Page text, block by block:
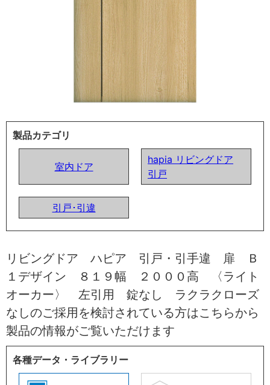
製品カテゴリ
室内ドア
hapia リビングドア
引戸
引戸･引違
リビングドア ハピア 引戸・引手違 扉 Ｂ
１デザイン ８１９幅 ２０００高 〈ライト
オーカー〉 左引用 錠なし ラクラクローズ
なしのご採用を検討されている方はこちらから
製品の情報がご覧いただけます
各種データ・ライブラリー